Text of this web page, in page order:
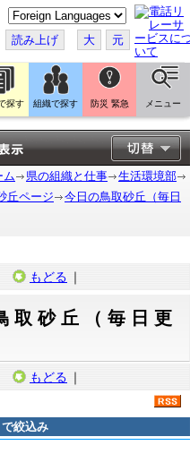
こ
の
ペ
ー
ジ
翻
訳
す
る
読み上げ 大 元
探す 組織で探す 防災 緊急 メニュー
ム 県の組織と仕事
生活環境部
丘ページ
今日の鳥取砂丘（毎日
もどる ｜
取砂丘（毎日更
もどる ｜
で絞込み